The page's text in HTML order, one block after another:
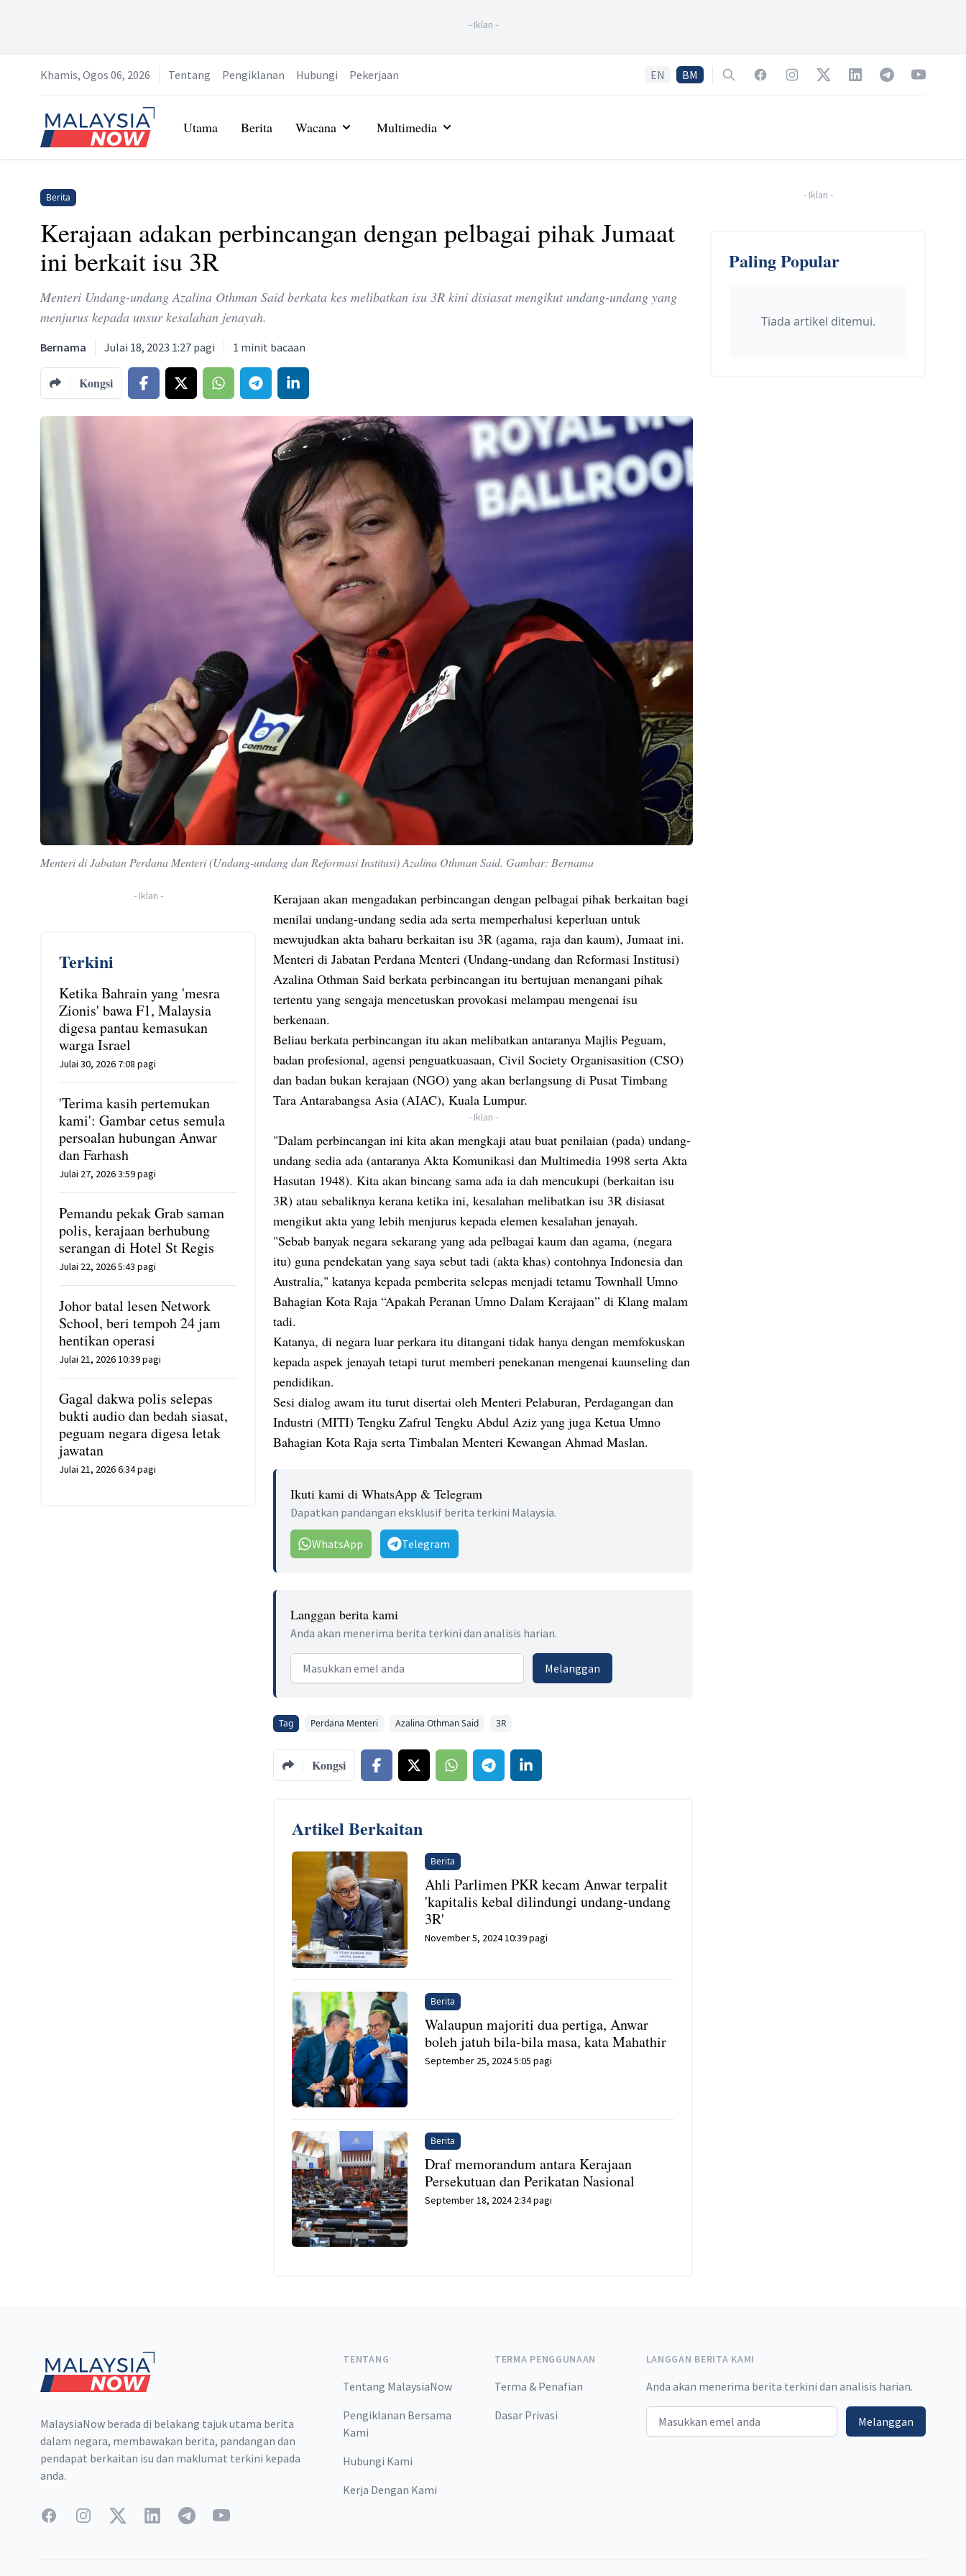
- Iklan -
Khamis, Ogos 06, 2026 Tentang Pengiklanan Hubungi Pekerjaan EN BM SearchFacebookInstagramTwitterLinkedInTelegramYouTube
Home
Utama Berita Wacana Multimedia
Berita
Kerajaan adakan perbincangan dengan pelbagai pihak Jumaat
ini berkait isu 3R
Menteri Undang-undang Azalina Othman Said berkata kes melibatkan isu 3R kini disiasat mengikut undang-undang yang
menjurus kepada unsur kesalahan jenayah.
Bernama Julai 18, 2023 1:27 pagi 1 minit bacaan
Kongsi
Menteri di Jabatan Perdana Menteri (Undang-undang dan Reformasi Institusi) Azalina Othman Said. Gambar: Bernama
- Iklan -
Terkini
Ketika Bahrain yang 'mesra
Zionis' bawa F1, Malaysia
digesa pantau kemasukan
warga Israel
Julai 30, 2026 7:08 pagi
'Terima kasih pertemukan
kami': Gambar cetus semula
persoalan hubungan Anwar
dan Farhash
Julai 27, 2026 3:59 pagi
Pemandu pekak Grab saman
polis, kerajaan berhubung
serangan di Hotel St Regis
Julai 22, 2026 5:43 pagi
Johor batal lesen Network
School, beri tempoh 24 jam
hentikan operasi
Julai 21, 2026 10:39 pagi
Gagal dakwa polis selepas
bukti audio dan bedah siasat,
peguam negara digesa letak
jawatan
Julai 21, 2026 6:34 pagi
Kerajaan akan mengadakan perbincangan dengan pelbagai pihak berkaitan bagi
menilai undang-undang sedia ada serta memperhalusi keperluan untuk
mewujudkan akta baharu berkaitan isu 3R (agama, raja dan kaum), Jumaat ini.
Menteri di Jabatan Perdana Menteri (Undang-undang dan Reformasi Institusi)
Azalina Othman Said berkata perbincangan itu bertujuan menangani pihak
tertentu yang sengaja mencetuskan provokasi melampau mengenai isu
berkenaan.
Beliau berkata perbincangan itu akan melibatkan antaranya Majlis Peguam,
badan profesional, agensi penguatkuasaan, Civil Society Organisasition (CSO)
dan badan bukan kerajaan (NGO) yang akan berlangsung di Pusat Timbang
Tara Antarabangsa Asia (AIAC), Kuala Lumpur.
- Iklan -
"Dalam perbincangan ini kita akan mengkaji atau buat penilaian (pada) undang-
undang sedia ada (antaranya Akta Komunikasi dan Multimedia 1998 serta Akta
Hasutan 1948). Kita akan bincang sama ada ia dah mencukupi (berkaitan isu
3R) atau sebaliknya kerana ketika ini, kesalahan melibatkan isu 3R disiasat
mengikut akta yang lebih menjurus kepada elemen kesalahan jenayah.
"Sebab banyak negara sekarang yang ada pelbagai kaum dan agama, (negara
itu) guna pendekatan yang saya sebut tadi (akta khas) contohnya Indonesia dan
Australia," katanya kepada pemberita selepas menjadi tetamu Townhall Umno
Bahagian Kota Raja “Apakah Peranan Umno Dalam Kerajaan” di Klang malam
tadi.
Katanya, di negara luar perkara itu ditangani tidak hanya dengan memfokuskan
kepada aspek jenayah tetapi turut memberi penekanan mengenai kaunseling dan
pendidikan.
Sesi dialog awam itu turut disertai oleh Menteri Pelaburan, Perdagangan dan
Industri (MITI) Tengku Zafrul Tengku Abdul Aziz yang juga Ketua Umno
Bahagian Kota Raja serta Timbalan Menteri Kewangan Ahmad Maslan.
Ikuti kami di WhatsApp & Telegram
Dapatkan pandangan eksklusif berita terkini Malaysia.
WhatsApp Telegram
Langgan berita kami
Anda akan menerima berita terkini dan analisis harian.
Email address Melanggan
Tag Perdana Menteri Azalina Othman Said 3R
Kongsi
Artikel Berkaitan
Berita
Ahli Parlimen PKR kecam Anwar terpalit
'kapitalis kebal dilindungi undang-undang
3R'
November 5, 2024 10:39 pagi
Berita
Walaupun majoriti dua pertiga, Anwar
boleh jatuh bila-bila masa, kata Mahathir
September 25, 2024 5:05 pagi
Berita
Draf memorandum antara Kerajaan
Persekutuan dan Perikatan Nasional
September 18, 2024 2:34 pagi
- Iklan -
Paling Popular
Tiada artikel ditemui.
MalaysiaNow berada di belakang tajuk utama berita
dalam negara, membawakan berita, pandangan dan
pendapat berkaitan isu dan maklumat terkini kepada
anda.
FacebookInstagramTwitterLinkedInTelegramYouTube
TENTANG
Tentang MalaysiaNow
Pengiklanan Bersama
Kami
Hubungi Kami
Kerja Dengan Kami
TERMA PENGGUNAAN
Terma & Penafian
Dasar Privasi
LANGGAN BERITA KAMI
Anda akan menerima berita terkini dan analisis harian.
Email address Melanggan